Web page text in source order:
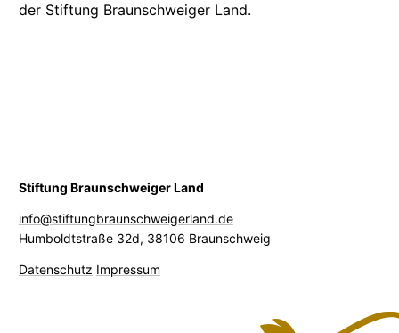
der Stiftung Braunschweiger Land.
Stiftung Braunschweiger Land
info@stiftungbraunschweigerland.de
Humboldtstraße 32d, 38106 Braunschweig
Datenschutz Impressum